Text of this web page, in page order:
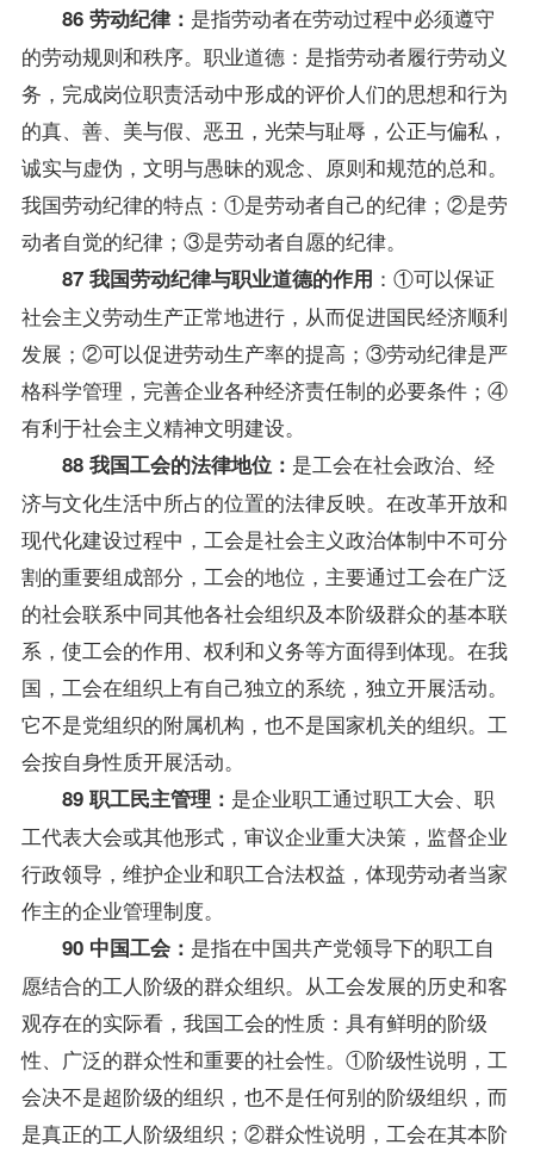
86 劳动纪律： 是指劳动者在劳动过程中必须遵守
的劳动规则和秩序。职业道德：是指劳动者履行劳动义
务，完成岗位职责活动中形成的评价人们的思想和行为
的真、善、美与假、恶丑，光荣与耻辱，公正与偏私，
诚实与虚伪，文明与愚昧的观念、原则和规范的总和。
我国劳动纪律的特点：①是劳动者自己的纪律；②是劳
动者自觉的纪律；③是劳动者自愿的纪律。
87 我国劳动纪律与职业道德的作用 ：①可以保证
社会主义劳动生产正常地进行，从而促进国民经济顺利
发展；②可以促进劳动生产率的提高；③劳动纪律是严
格科学管理，完善企业各种经济责任制的必要条件；④
有利于社会主义精神文明建设。
88 我国工会的法律地位： 是工会在社会政治、经
济与文化生活中所占的位置的法律反映。在改革开放和
现代化建设过程中，工会是社会主义政治体制中不可分
割的重要组成部分，工会的地位，主要通过工会在广泛
的社会联系中同其他各社会组织及本阶级群众的基本联
系，使工会的作用、权利和义务等方面得到体现。在我
国，工会在组织上有自己独立的系统，独立开展活动。
它不是党组织的附属机构，也不是国家机关的组织。工
会按自身性质开展活动。
89 职工民主管理： 是企业职工通过职工大会、职
工代表大会或其他形式，审议企业重大决策，监督企业
行政领导，维护企业和职工合法权益，体现劳动者当家
作主的企业管理制度。
90 中国工会： 是指在中国共产党领导下的职工自
愿结合的工人阶级的群众组织。从工会发展的历史和客
观存在的实际看，我国工会的性质：具有鲜明的阶级
性、广泛的群众性和重要的社会性。①阶级性说明，工
会决不是超阶级的组织，也不是任何别的阶级组织，而
是真正的工人阶级组织；②群众性说明，工会在其本阶